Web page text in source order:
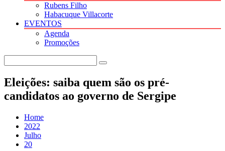
Rubens Filho
Habacuque Villacorte
EVENTOS
Agenda
Promoções
Eleições: saiba quem são os pré-
candidatos ao governo de Sergipe
Home
2022
Julho
20